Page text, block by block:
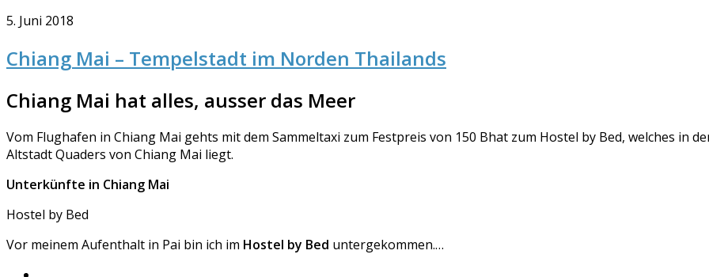
5. Juni 2018
Chiang Mai – Tempelstadt im Norden Thailands
Chiang Mai hat alles, ausser das Meer
Vom Flughafen in Chiang Mai gehts mit dem Sammeltaxi zum Festpreis von 150 Bhat zum Hostel by Bed, welches in
Altstadt Quaders von Chiang Mai liegt.
Unterkünfte in Chiang Mai
Hostel by Bed
Vor meinem Aufenthalt in Pai bin ich im Hostel by Bed untergekommen.…